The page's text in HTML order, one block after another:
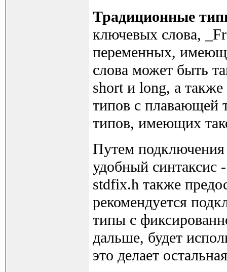
Традиционные
ключевых слова,
переменных,
слова может быть
short и long, а
типов с плавающей
типов, имеющих
Путем подключения
удобный синтаксис
stdfix.h также
рекомендуется
типы с
дальше, будет
это делает